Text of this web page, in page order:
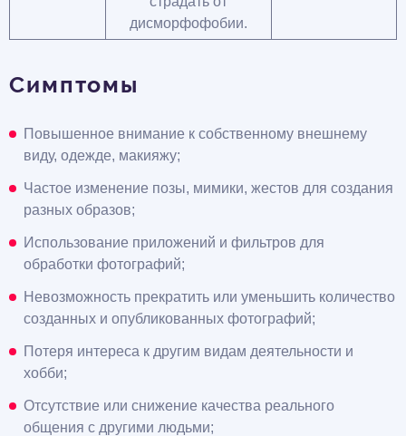
дисморфофобии.
Симптомы
Повышенное внимание к собственному внешнему
виду, одежде, макияжу;
Частое изменение позы, мимики, жестов для создания
разных образов;
Использование приложений и фильтров для
обработки фотографий;
Невозможность прекратить или уменьшить количество
созданных и опубликованных фотографий;
Потеря интереса к другим видам деятельности и
хобби;
Отсутствие или снижение качества реального
общения с другими людьми;